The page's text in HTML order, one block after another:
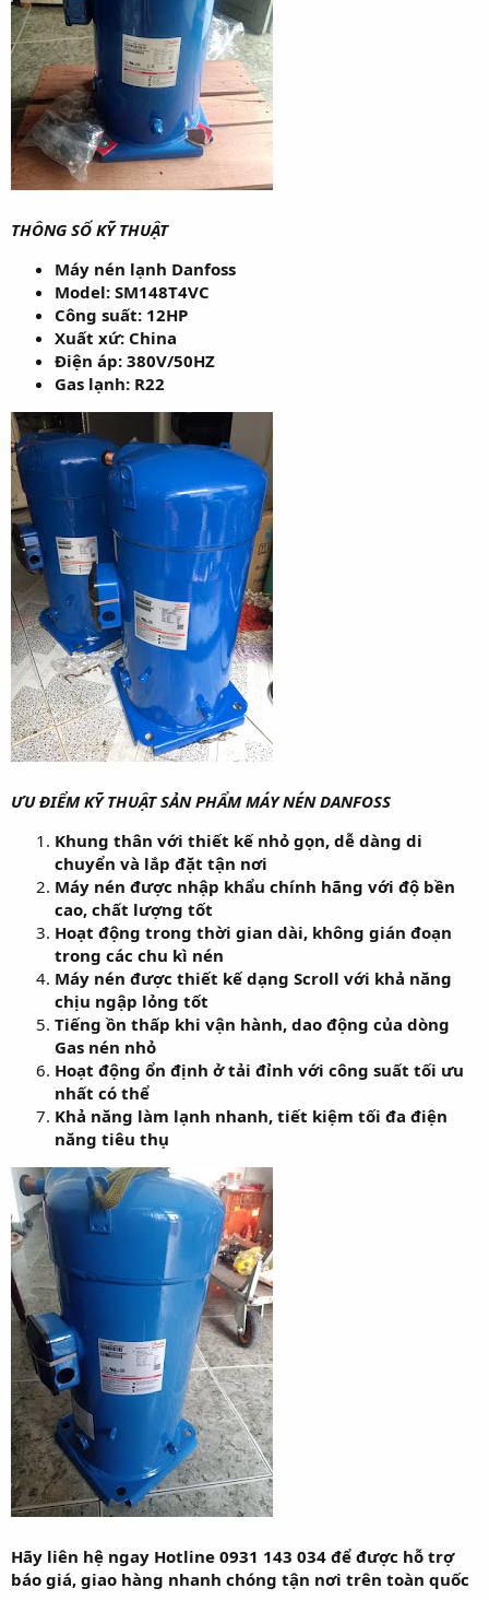
THÔNG SỐ KỸ THUẬT
Máy nén lạnh Danfoss
Model: SM148T4VC
Công suất: 12HP
Xuất xứ: China
Điện áp: 380V/50HZ
Gas lạnh: R22
ƯU ĐIỂM KỸ THUẬT SẢN PHẨM MÁY NÉN DANFOSS
Khung thân với thiết kế nhỏ gọn, dễ dàng di
chuyển và lắp đặt tận nơi
Máy nén được nhập khẩu chính hãng với độ bền
cao, chất lượng tốt
Hoạt động trong thời gian dài, không gián đoạn
trong các chu kì nén
Máy nén được thiết kế dạng Scroll với khả năng
chịu ngập lỏng tốt
Tiếng ồn thấp khi vận hành, dao động của dòng
Gas nén nhỏ
Hoạt động ổn định ở tải đỉnh với công suất tối ưu
nhất có thể
Khả năng làm lạnh nhanh, tiết kiệm tối đa điện
năng tiêu thụ
Hãy liên hệ ngay Hotline 0931 143 034 để được hỗ trợ
báo giá, giao hàng nhanh chóng tận nơi trên toàn quốc